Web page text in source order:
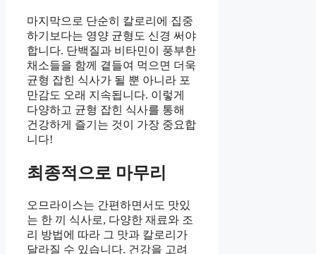
마지막으로 단순히 칼로리에 집중
하기보다는 영양 균형도 신경 써야
합니다. 단백질과 비타민이 풍부한
채소들을 함께 곁들여 먹으면 더욱
균형 잡힌 식사가 될 뿐 아니라 포
만감도 오래 지속됩니다. 이렇게
다양하고 균형 잡힌 식사를 통해
건강하게 즐기는 것이 가장 중요합
니다!
최종적으로 마무리
오므라이스는 간편하면서도 맛있
는 한 끼 식사로, 다양한 재료와 조
리 방법에 따라 그 맛과 칼로리가
달라질 수 있습니다. 건강을 고려